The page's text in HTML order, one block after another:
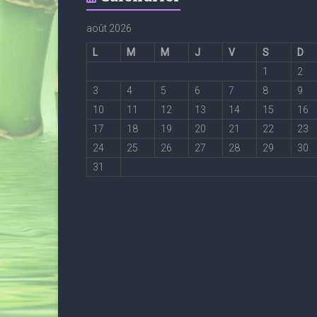
août 2026
L M M J V S
D
1
2
3
4 5 6 7 8
9
10
11 12 13 14 15
16
17
18 19 20 21 22
23
24
25 26 27 28 29
30
31